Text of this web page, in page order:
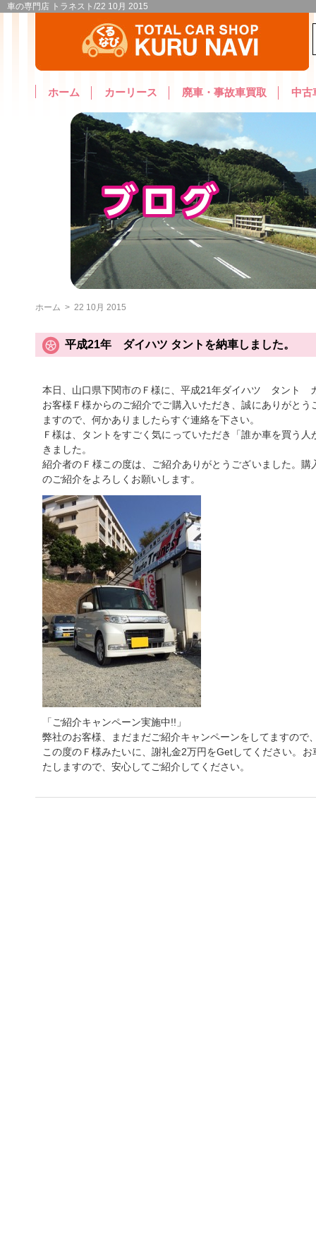
車の専門店 トラネスト/22 10月 2015
ホーム カーリース 廃車・事故車買取 中古
ホーム > 22 10月 2015
平成21年 ダイハツ タントを納車しました。
本日、山口県下関市のＦ様に、平成21年ダイハツ タント
お客様Ｆ様からのご紹介でご購入いただき、誠にありがと
ますので、何かありましたらすぐ連絡を下さい。
Ｆ様は、タントをすごく気にっていただき「誰か車を買う
きました。
紹介者のＦ様この度は、ご紹介ありがとうございました。
のご紹介をよろしくお願いします。
「ご紹介キャンペーン実施中!!」
弊社のお客様、まだまだご紹介キャンペーンをしてますの
この度のＦ様みたいに、謝礼金2万円をGetしてください。
たしますので、安心してご紹介してください。